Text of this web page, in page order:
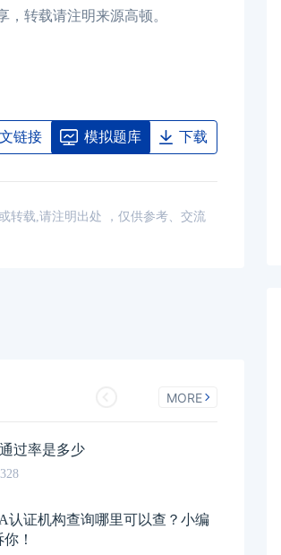
转载请注明来源高顿。
链接 模拟题库 下载
转载,请注明出处 ，仅供参考、交流
MORE
过率是多少
认证机构查询哪里可以查？小编
！
管理会计CMA学习经验分享
管理会计师的数字领导力